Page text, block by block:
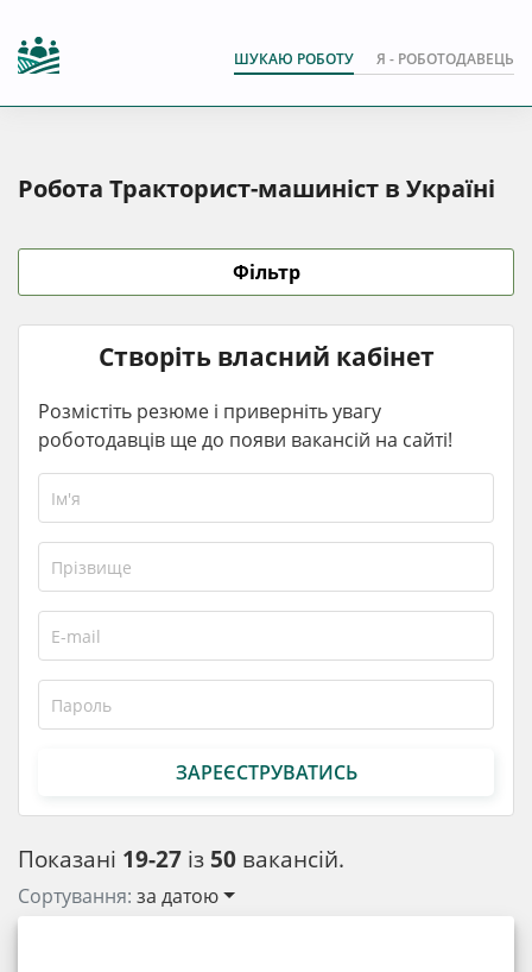
ШУКАЮ РОБОТУ Я - РОБОТОДАВЕЦЬ
Робота Тракторист-машиніст в Україні
Показані 19-27 із 50 вакансій.
Сортування: за датою
Фільтр
Створіть власний кабінет
Розмістіть резюме і приверніть увагу
роботодавців ще до появи вакансій на сайті!
ЗАРЕЄСТРУВАТИСЬ